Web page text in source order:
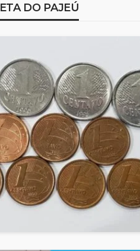
DO PAJEÚ